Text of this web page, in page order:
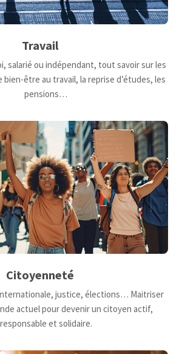
Travail
salarié ou indépendant, tout savoir sur les
bien-être au travail, la reprise d’études, les
pensions…
Citoyenneté
justice, élections… Maitriser
actuel pour devenir un citoyen actif,
responsable et solidaire.